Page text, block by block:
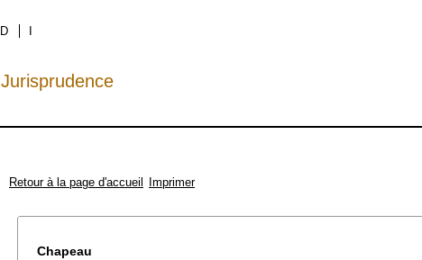
D
Jurisprudence
Retour à la page d'accueil Imprimer
Chapeau